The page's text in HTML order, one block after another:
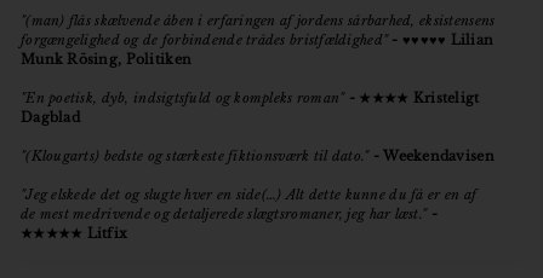
"(man) flås skælvende åben i erfaringen af jordens sårbarhed, eksistensens
forgængelighed og de forbindende trådes bristfældighed" - ♥♥♥♥♥ Lilian
Munk Rösing, Politiken
"En poetisk, dyb, indsigtsfuld og kompleks roman" - ★★★★ Kristeligt
Dagblad
"(Klougarts) bedste og stærkeste fiktionsværk til dato." - Weekendavisen
"Jeg elskede det og slugte hver en side(…) Alt dette kunne du få er en af
de mest medrivende og detaljerede slægtsromaner, jeg har læst."-
★★★★★ Litfix